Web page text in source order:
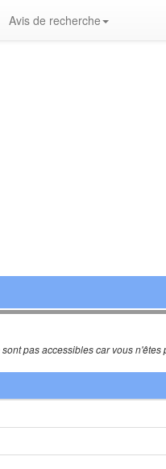
Avis de recherche
pas accessibles car vous n'êtes